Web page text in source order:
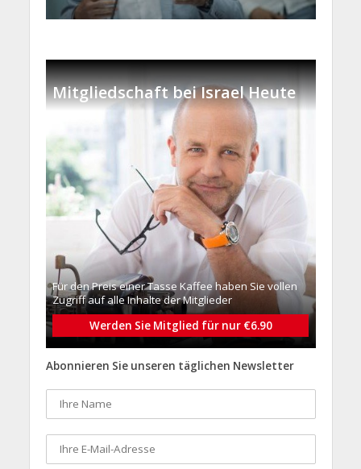
Mitgliedschaft bei Israel Heute
Für den Preis einer Tasse Kaffee haben Sie vollen
Zugriff auf alle Inhalte der Mitglieder
Werden Sie Mitglied für nur €6.90
Abonnieren Sie unseren täglichen Newsletter